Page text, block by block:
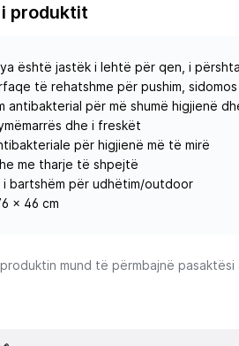
produktit
është jastëk i lehtë për qen, i
të rehatshme për pushim,
antibakterial për më shumë higjienë
dhe i freskët
për higjienë më të mirë
me tharje të shpejtë
i bartshëm për udhëtim/outdoor
× 46 cm
mund të përmbajnë